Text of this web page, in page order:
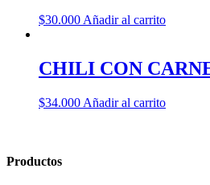
$30.000 Añadir al carrito
CHILI CON
$34.000 Añadir al carrito
Productos